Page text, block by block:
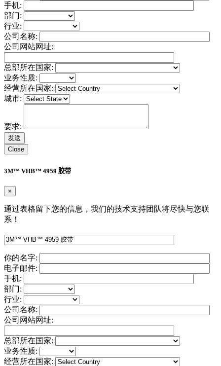
手机:
部门:
行业:
公司名称:
公司网站网址:
总部所在国家:
业务性质:
经营所在国家:
城市:
要求:
Close
3M™ VHB™ 4959 胶带
×
通过表格留下您的信息，我们的技术支持团队将尽快与您联
系！
你的名字:
电子邮件:
手机:
部门:
行业:
公司名称:
公司网站网址:
总部所在国家:
业务性质:
经营所在国家: